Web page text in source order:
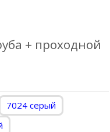
+ проходной
7024 серый